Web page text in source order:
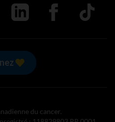
Instagram
nous sur Youtube
Suivez nous sur LinkedIn
Suivez nous sur
TikTok
du cancer.